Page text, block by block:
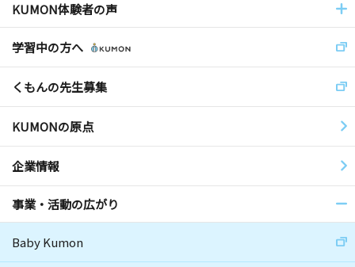
KUMON体験者の声
学習中の方へ
くもんの先生募集
KUMONの原点
企業情報
事業・活動の広がり
Baby Kumon